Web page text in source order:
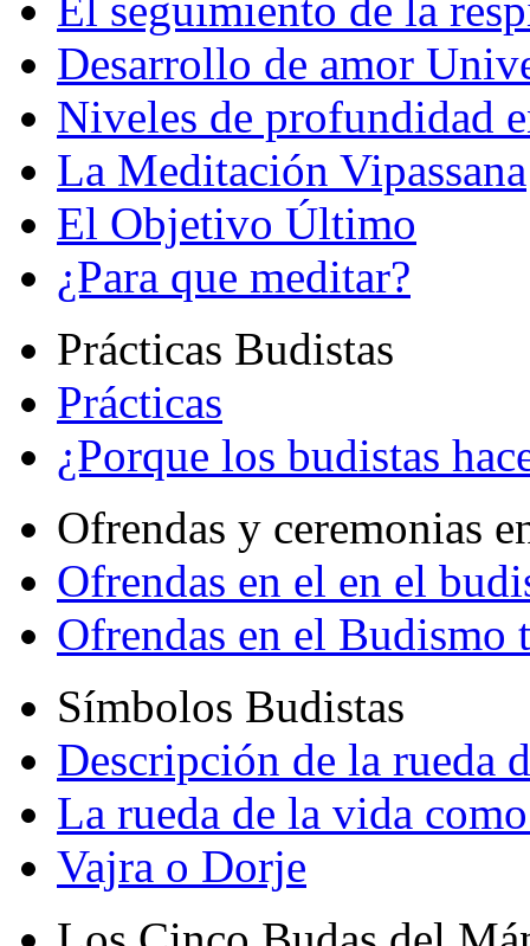
Desarrollo de amor
Niveles de profundidad
La Meditación Vipassana
El Objetivo Último
¿Para que meditar?
Prácticas Budistas
Prácticas
¿Porque los budistas
Ofrendas y ceremonias
Ofrendas en el en el
Ofrendas en el Budismo
Símbolos Budistas
Descripción de la rueda
La rueda de la vida
Vajra o Dorje